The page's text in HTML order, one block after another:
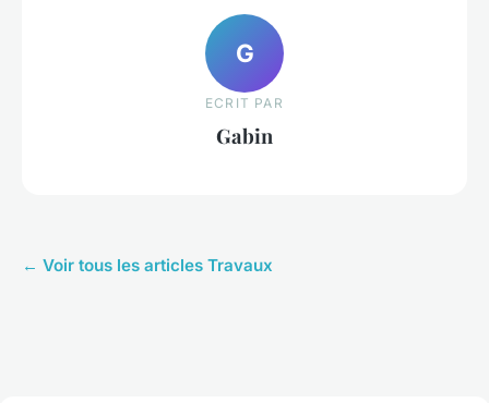
G
ECRIT PAR
Gabin
← Voir tous les articles Travaux